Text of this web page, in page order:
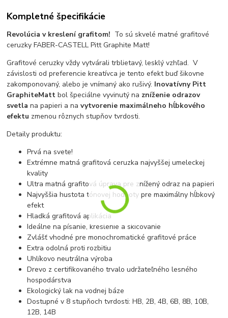
Kompletné špecifikácie
Revolúcia v kreslení grafitom! To sú skvelé matné grafitové
ceruzky FABER-CASTELL Pitt Graphite Matt!
Grafitové ceruzky vždy vytvárali trblietavý, lesklý vzhľad. V
závislosti od preferencie kreatívca je tento efekt buď šikovne
zakomponovaný, alebo je vnímaný ako rušivý. Inovatívny Pitt
GraphiteMatt bol špeciálne vyvinutý na zníženie odrazov
svetla na papieri a navytvorenie maximálneho hĺbkového
efektu zmenou rôznych stupňov tvrdosti.
Detaily produktu:
Prvá na svete!
Extrémne matná grafitová ceruzka najvyššej umeleckej
kvality
Ultra matná grafitová úprava pre znížený odraz na papieri
Najvyššia hustota tónovej hodnoty pre maximálny hĺbkový
efekt
Hladká grafitová aplikácia
Ideálne na písanie, kreslenie a skicovanie
Zvlášť vhodné pre monochromatické grafitové práce
Extra odolná proti rozbitiu
Uhlíkovo neutrálna výroba
Drevo z certifikovaného trvalo udržateľného lesného
hospodárstva
Ekologický lak na vodnej báze
Dostupné v 8 stupňoch tvrdosti: HB, 2B, 4B, 6B, 8B, 10B,
12B, 14B